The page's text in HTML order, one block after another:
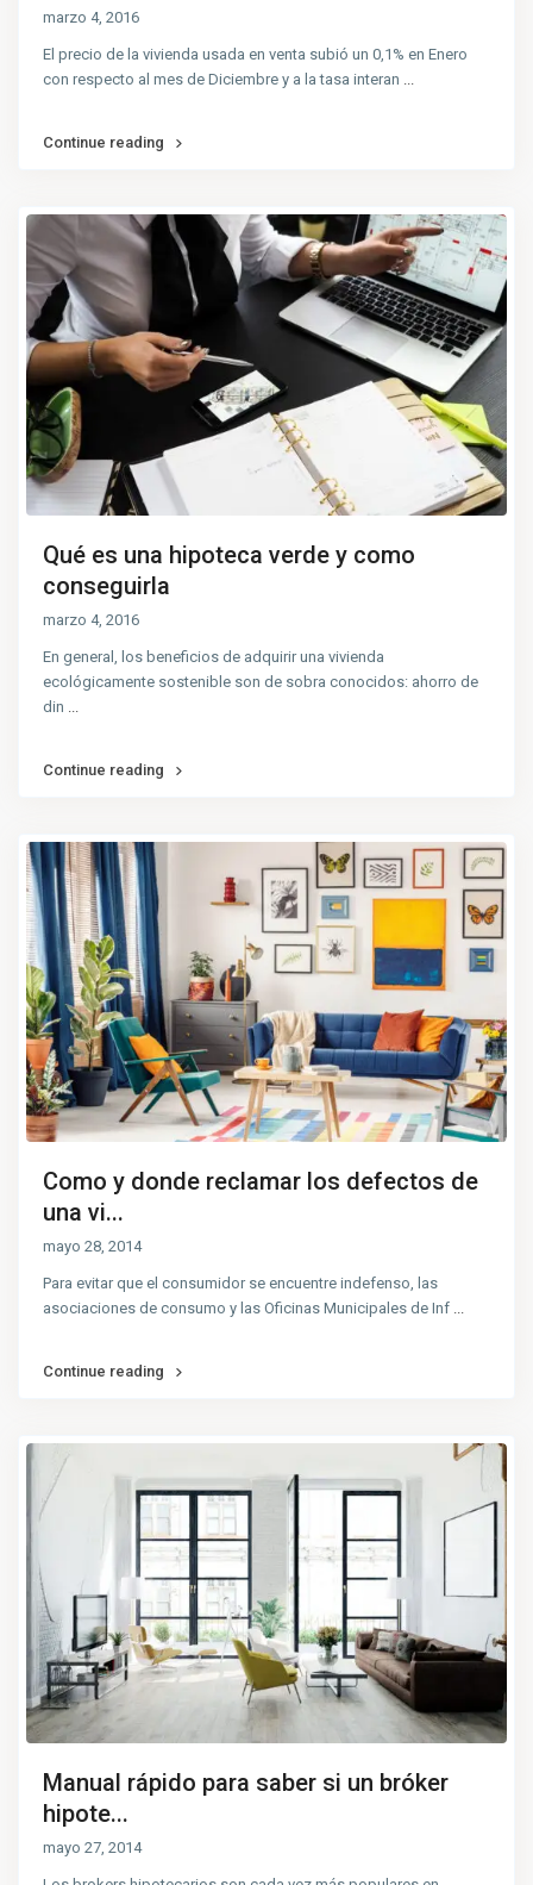
marzo 4, 2016
El precio de la vivienda usada en venta subió un 0,1% en Enero
con respecto al mes de Diciembre y a la tasa interan ...
Continue reading
Qué es una hipoteca verde y como
conseguirla
marzo 4, 2016
En general, los beneficios de adquirir una vivienda
ecológicamente sostenible son de sobra conocidos: ahorro de
din
Continue reading
Como y donde reclamar los defectos de
una vi...
mayo 28, 2014
Para evitar que el consumidor se encuentre indefenso, las
asociaciones de consumo y las Oficinas Municipales de Inf
Continue reading
Manual rápido para saber si un bróker
hipote...
mayo 27, 2014